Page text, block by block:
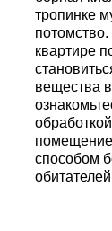
тропинке
квартире
вещества
помещение
способом